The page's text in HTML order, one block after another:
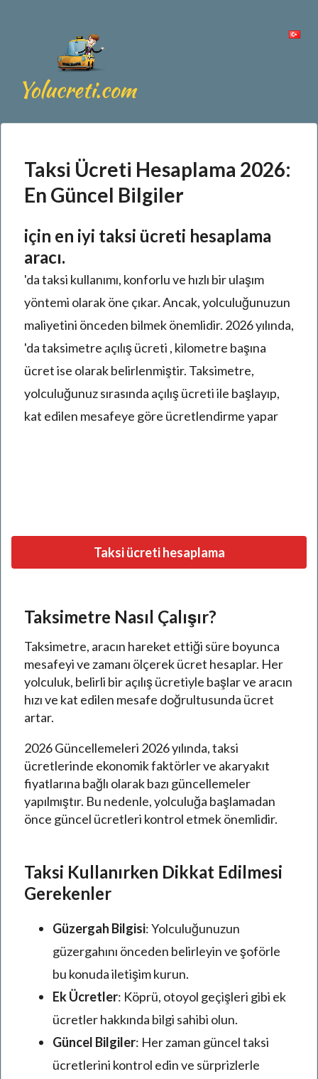
Taksi Ücreti Hesaplama 2026:
En Güncel Bilgiler
için en iyi taksi ücreti hesaplama
aracı.
'da taksi kullanımı, konforlu ve hızlı bir ulaşım
yöntemi olarak öne çıkar. Ancak, yolculuğunuzun
maliyetini önceden bilmek önemlidir. 2026 yılında,
'da taksimetre açılış ücreti , kilometre başına
ücret ise olarak belirlenmiştir. Taksimetre,
yolculuğunuz sırasında açılış ücreti ile başlayıp,
kat edilen mesafeye göre ücretlendirme yapar
Taksi ücreti hesaplama
Taksimetre Nasıl Çalışır?
Taksimetre, aracın hareket ettiği süre boyunca
mesafeyi ve zamanı ölçerek ücret hesaplar. Her
yolculuk, belirli bir açılış ücretiyle başlar ve aracın
hızı ve kat edilen mesafe doğrultusunda ücret
artar.
2026 Güncellemeleri 2026 yılında, taksi
ücretlerinde ekonomik faktörler ve akaryakıt
fiyatlarına bağlı olarak bazı güncellemeler
yapılmıştır. Bu nedenle, yolculuğa başlamadan
önce güncel ücretleri kontrol etmek önemlidir.
Taksi Kullanırken Dikkat Edilmesi
Gerekenler
Güzergah Bilgisi: Yolculuğunuzun
güzergahını önceden belirleyin ve şoförle
bu konuda iletişim kurun.
Ek Ücretler: Köprü, otoyol geçişleri gibi ek
ücretler hakkında bilgi sahibi olun.
Güncel Bilgiler: Her zaman güncel taksi
ücretlerini kontrol edin ve sürprizlerle